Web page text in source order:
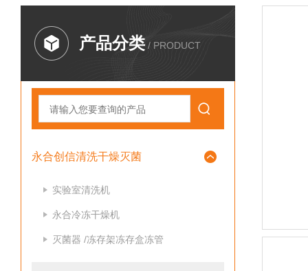
产品分类 / PRODUCT
永合创信清洗干燥灭菌
实验室清洗机
永合冷冻干燥机
灭菌器 /冻存架冻存盒冻管